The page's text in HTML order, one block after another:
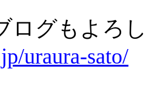
ログもよろ
uraura-sato/